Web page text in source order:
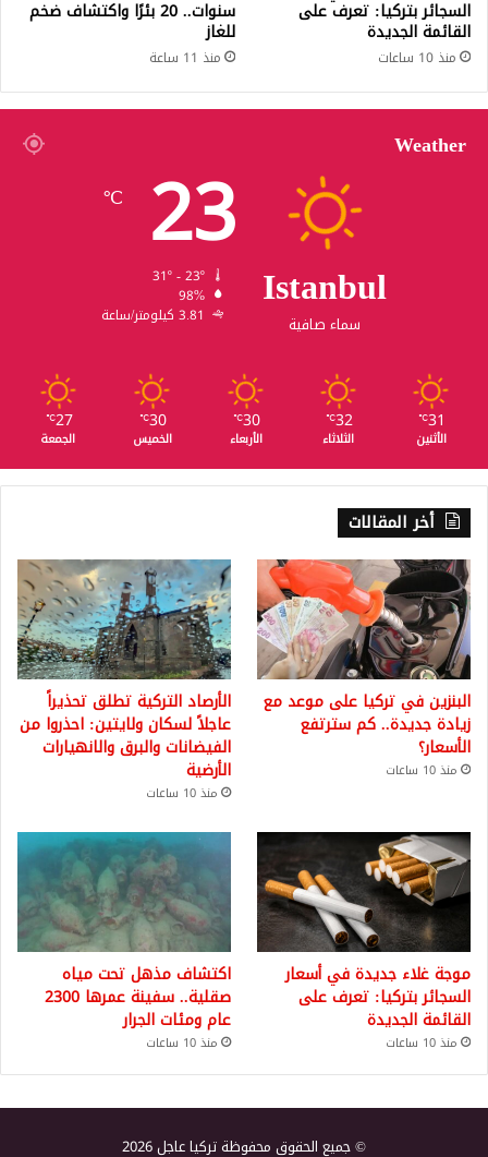
السجائر بتركيا: تعرف على
القائمة الجديدة
منذ 10 ساعات
سنوات.. 20 بئرًا واكتشاف ضخم
للغاز
منذ 11 ساعة
Weather
Istanbul
سماء صافية
23
℃
98%
3.81 كيلومتر/ساعة
31
℃
الأثنين
32
℃
الثلاثاء
30
℃
الأربعاء
30
℃
الخميس
27
℃
الجمعة
أخر المقالات
البنزين في تركيا على موعد مع
زيادة جديدة.. كم سترتفع
الأسعار؟
منذ 10 ساعات
الأرصاد التركية تطلق تحذيراً
عاجلاً لسكان ولايتين: احذروا من
الفيضانات والبرق والانهيارات
الأرضية
منذ 10 ساعات
موجة غلاء جديدة في أسعار
السجائر بتركيا: تعرف على
القائمة الجديدة
منذ 10 ساعات
اكتشاف مذهل تحت مياه
صقلية.. سفينة عمرها 2300
عام ومئات الجرار
منذ 10 ساعات
© جميع الحقوق محفوظة تركيا عاجل 2026